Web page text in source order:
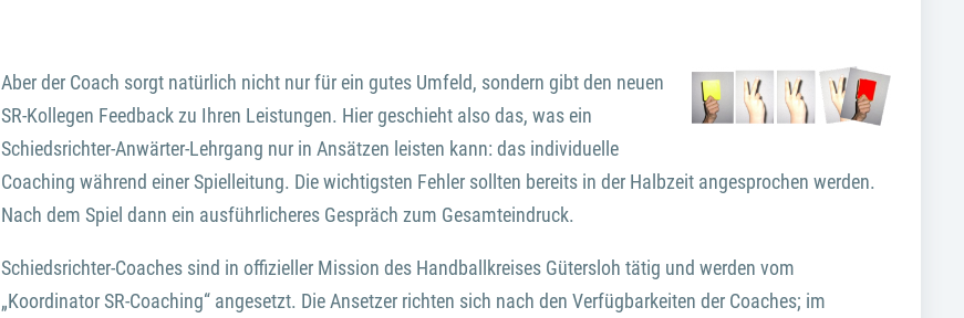
Aber der Coach sorgt natürlich nicht nur für ein gutes Umfeld, sondern gibt den neuen
SR-Kollegen Feedback zu Ihren Leistungen. Hier geschieht also das, was ein
Schiedsrichter-Anwärter-Lehrgang nur in Ansätzen leisten kann: das individuelle
Coaching während einer Spielleitung. Die wichtigsten Fehler sollten bereits in der Halbzeit angesprochen werden.
Nach dem Spiel dann ein ausführlicheres Gespräch zum Gesamteindruck.
Schiedsrichter-Coaches sind in offizieller Mission des Handballkreises Gütersloh tätig und werden vom
„Koordinator SR-Coaching“ angesetzt. Die Ansetzer richten sich nach den Verfügbarkeiten der Coaches; im